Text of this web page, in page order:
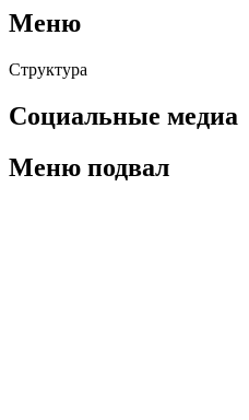
Меню
Структура
Социальные медиа
Меню подвал